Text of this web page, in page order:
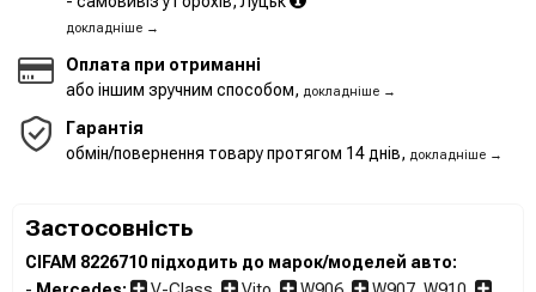
докладніше →
Оплата при отриманні
або іншим зручним способом, докладніше →
Гарантія
обмін/повернення товару протягом 14 днів, докладніше →
Застосовність
CIFAM 8226710 підходить до марок/моделей авто: